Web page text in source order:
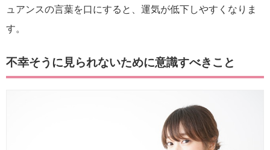
ュアンスの言葉を口にすると、運気が低下しやすくなりま
す。
不幸そうに見られないために意識すべきこと